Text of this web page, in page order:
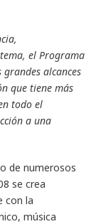
el Programa
alcances
que tiene más
todo el
a una
de numerosos
se crea
con la
música